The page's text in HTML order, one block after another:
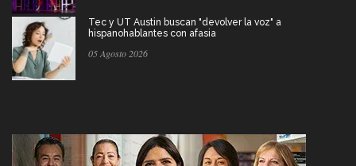
Tec y UT Austin buscan "devolver la voz" a
hispanohablantes con afasia
05 Agosto 2026